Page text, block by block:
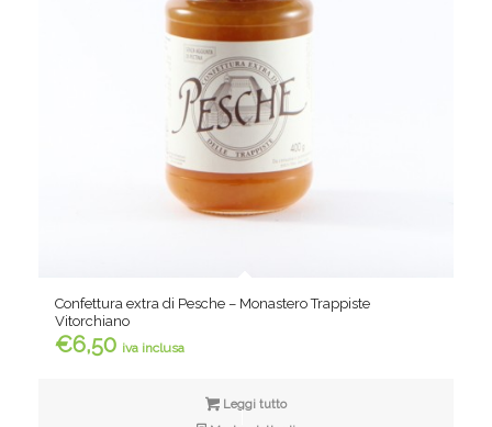
Confettura extra di Pesche – Monastero Trappiste
Vitorchiano
€6,50 iva inclusa
Leggi tutto